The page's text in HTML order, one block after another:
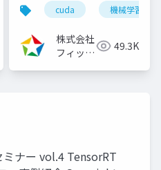
cuda高速化 高速化シリーズ
高速化～（2024/8/7)
cuda 機械学習
株式会社
フィック
49.3K
ミナー vol.4 TensorRT